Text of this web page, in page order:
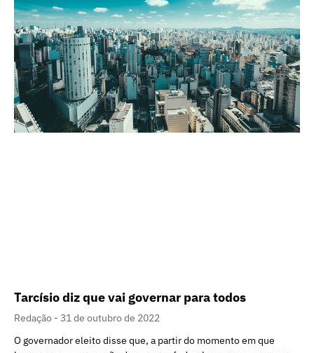
Tarcísio diz que vai governar para todos
Redação
31 de outubro de 2022
O governador eleito disse que, a partir do momento em que